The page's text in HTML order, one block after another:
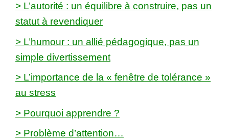
> L’autorité : un équilibre à construire, pas un
statut à revendiquer
> L’humour : un allié pédagogique, pas un
simple divertissement
> L’importance de la « fenêtre de tolérance »
au stress
> Pourquoi apprendre ?
> Problème d’attention…